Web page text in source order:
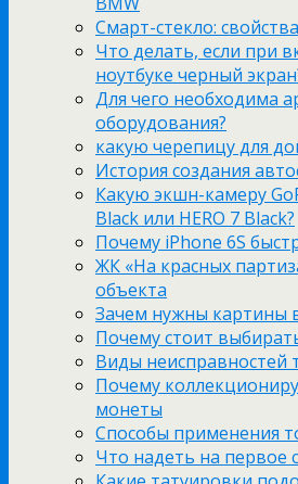
Смарт-стекло:
Что делать, если при
ноутбуке черный
Для чего необходима
оборудования?
какую черепицу для
История создания
Какую экшн-камеру
Black или HERO 7 Black?
Почему iPhone 6S
ЖК «На красных
объекта
Зачем нужны картины
Почему стоит
Виды неисправностей
Почему
монеты
Способы применения
Что надеть на первое